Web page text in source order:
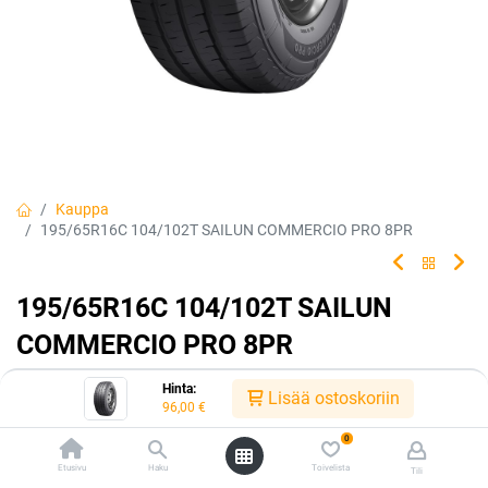
Hinta:
96,00 € Lisää ostoskoriin
Etusivu Haku
0
Toivelista Tili
Kauppa
195/65R16C 104/102T SAILUN COMMERCIO PRO 8PR
195/65R16C 104/102T SAILUN
COMMERCIO PRO 8PR
6922250418944 Tuotekoodi:226463
€ / kpl
Saatavilla